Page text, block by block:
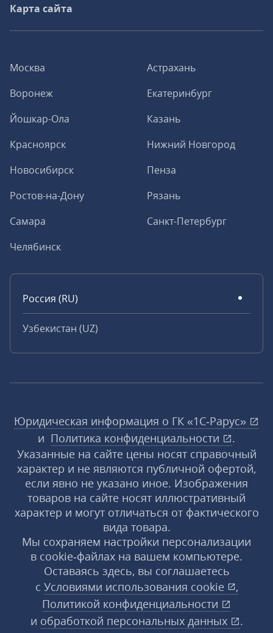
Москва
Астрахань
Воронеж
Екатеринбург
Йошкар-Ола
Казань
Красноярск
Нижний Новгород
Новосибирск
Пенза
Ростов-на-Дону
Рязань
Самара
Санкт-Петербург
Челябинск
Россия (RU)
Узбекистан (UZ)
Карта сайта
Юридическая информация о ГК «1С‑Рарус»
и Политика конфиденциальности
.
Указанные на сайте цены носят справочный
характер и не являются публичной офертой,
если явно не указано иное. Изображения
товаров на сайте носят иллюстративный
характер и могут отличаться от фактического
вида товара.
Мы сохраняем настройки персонализации
в cookie‑файлах на вашем компьютере.
Оставаясь здесь, вы соглашаетесь
с Условиями использования cookie
,
Политикой конфиденциальности
и обработкой персональных данных
.